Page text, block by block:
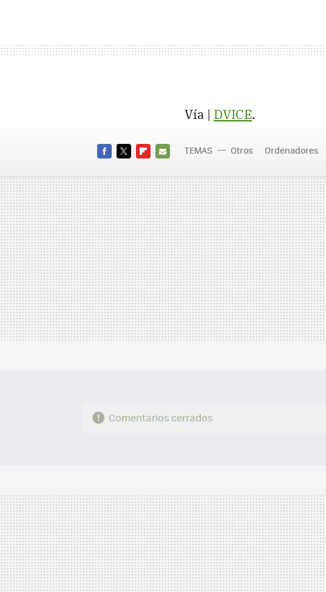
Vía | DVICE.
MAIL
TEMAS Otros Ordenadores
Comentarios cerrados